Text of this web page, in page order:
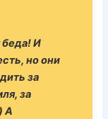
беда! И
но они
за
за
А